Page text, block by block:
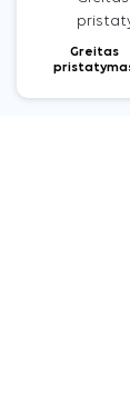
Greitas